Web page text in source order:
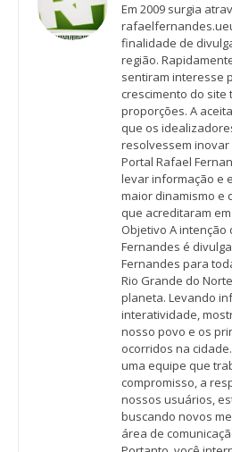
Em 2009 surgia
finalidade de
região.
sentiram interesse
crescimento do site
proporções. A
que os
resolvessem inovar
Portal Rafael
levar informação e
maior dinamismo e
que acreditaram
Objetivo A intenção
Fernandes é
Fernandes para
Rio Grande do
planeta. Levando
interatividade,
nosso povo e os
ocorridos na
uma equipe que
compromisso, a
nossos usuários,
buscando novos
área de